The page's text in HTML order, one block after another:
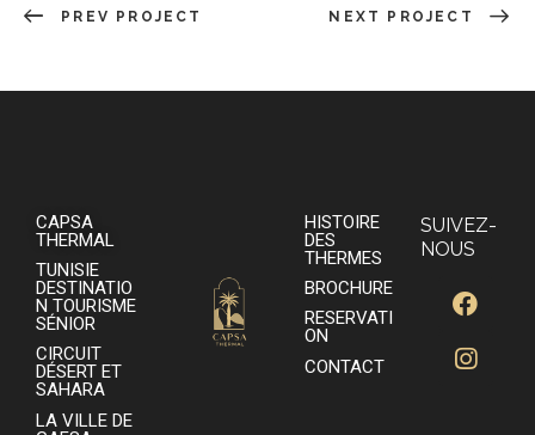
PREV PROJECT NEXT PROJECT
CAPSA
THERMAL
TUNISIE
DESTINATIO
N TOURISME
SÉNIOR
CIRCUIT
DÉSERT ET
SAHARA
LA VILLE DE
HISTOIRE
DES
THERMES
BROCHURE
RESERVATI
ON
CONTACT
SUIVEZ-
NOUS